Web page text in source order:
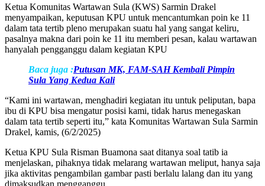
Ketua Komunitas Wartawan Sula (KWS) Sarmin Drakel
menyampaikan, keputusan KPU untuk mencantumkan poin ke 11
dalam tata tertib pleno merupakan suatu hal yang sangat keliru,
pasalnya makna dari poin ke 11 itu memberi pesan, kalau wartawan
hanyalah pengganggu dalam kegiatan KPU
Baca juga :Putusan MK, FAM-SAH Kembali Pimpin
Sula Yang Kedua Kali
“Kami ini wartawan, menghadiri kegiatan itu untuk peliputan, bapa
ibu di KPU bisa mengatur posisi kami, tidak harus menegaskan
dalam tata tertib seperti itu,” kata Komunitas Wartawan Sula Sarmin
Drakel, kamis, (6/2/2025)
Ketua KPU Sula Risman Buamona saat ditanya soal tatib ia
menjelaskan, pihaknya tidak melarang wartawan meliput, hanya saja
jika aktivitas pengambilan gambar pasti berlalu lalang dan itu yang